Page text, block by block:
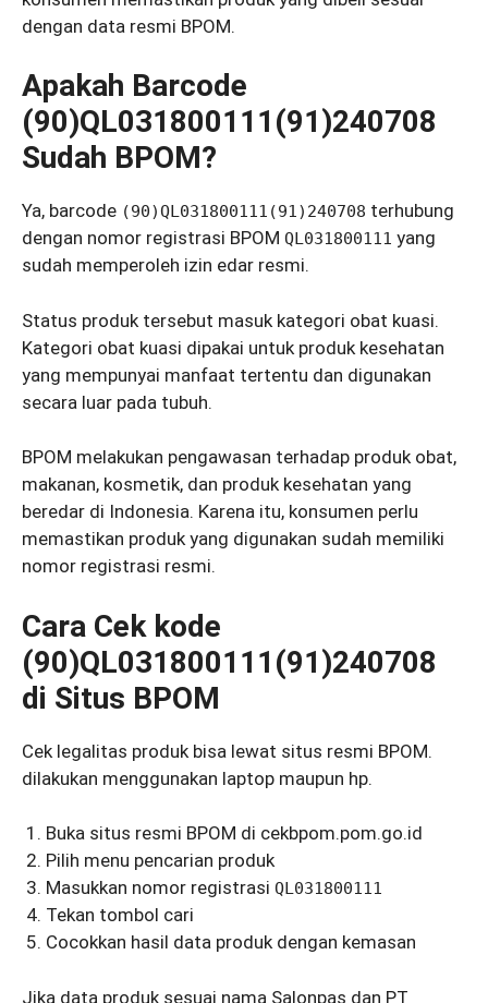
dengan data resmi BPOM.
Apakah Barcode
(90)QL031800111(91)240708
Sudah BPOM?
Ya, barcode (90)QL031800111(91)240708 terhubung
dengan nomor registrasi BPOM QL031800111 yang
sudah memperoleh izin edar resmi.
Status produk tersebut masuk kategori obat kuasi.
Kategori obat kuasi dipakai untuk produk kesehatan
yang mempunyai manfaat tertentu dan digunakan
secara luar pada tubuh.
BPOM melakukan pengawasan terhadap produk obat,
makanan, kosmetik, dan produk kesehatan yang
beredar di Indonesia. Karena itu, konsumen perlu
memastikan produk yang digunakan sudah memiliki
nomor registrasi resmi.
Cara Cek kode
(90)QL031800111(91)240708
di Situs BPOM
Cek legalitas produk bisa lewat situs resmi BPOM.
dilakukan menggunakan laptop maupun hp.
Buka situs resmi BPOM di cekbpom.pom.go.id
Pilih menu pencarian produk
Masukkan nomor registrasiQL031800111
Tekan tombol cari
Cocokkan hasil data produk dengan kemasan
Jika data produk sesuai nama Salonpas dan PT